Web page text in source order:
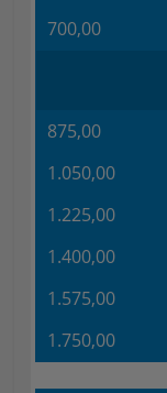
700,00
875,00
1.050,00
1.225,00
1.400,00
1.575,00
1.750,00